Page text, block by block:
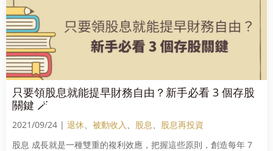
只要領股息就能提早財務自由？新手必看 3 個存股
關鍵 🪄
2021/09/24 | 退休、 被動收入、 股息、 股息再投資
股息 成長就是一種雙重的複利效應，把握這些原則，創造每年 7